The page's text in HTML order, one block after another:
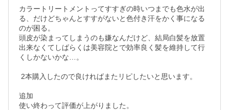
カラートリートメントってすすぎの時いつまでも色水が出
る、だけどちゃんとすすがないと色付き汗をかく事になる
のが困る。
頭皮が染まってしまうのも嫌なんだけど、結局白髪を放置
出来なくてしばらくは美容院とで効率良く髪を維持して行
くしかないかな…。
追加
使い終わって評価が上がりました。